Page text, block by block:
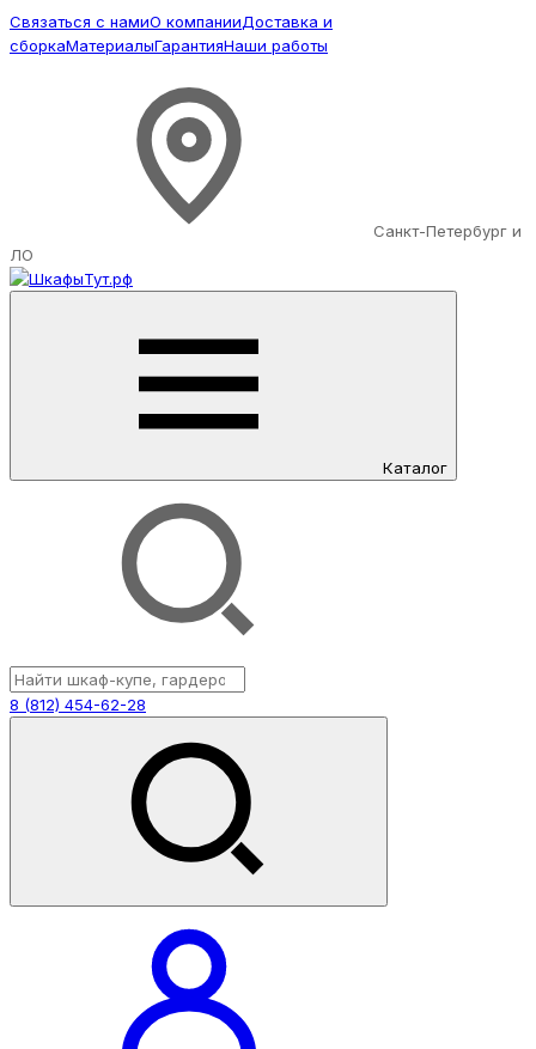
Связаться с намиО компанииДоставка и
сборкаМатериалыГарантияНаши работы
Санкт-Петербург и
ЛО
Каталог
8 (812) 454-62-28